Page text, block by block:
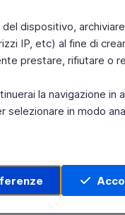
dispositivo,
IP, etc) al fine di
prestare, rifiutare o
la navigazione in
selezionare in modo